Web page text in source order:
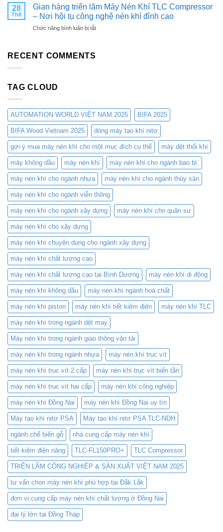
TRIỂN
LÃM
NGHIỆP
Compressors:
Pháp
Tối
Tạo
Nitơ
PSA
Cho
Cắt
Laser
–
Tiết
Kiệm
Chi
Phí
Nâng
Hiệu
Suất
28
Th8
Gian hàng triển lãm Máy Nén Khí TLC Compressor
– Nơi hội tụ công nghệ nén khí đỉnh cao
Chức năng bình luận bị tắtở
–
Nơi
hội
tụ
công
nghệ
nén
khí
đỉnh
cao
RECENT COMMENTS
TAG CLOUD
AUTOMATION WORLD VIỆT NAM 2025 BIFA 2025
BIFA Wood Vietnam 2025 dòng máy tạo khí nitơ
gợi ý mua máy nén khí cho một mục đích cụ thể máy dệt thổi khí
máy không dầu máy nén khí máy nén khí cho ngành bao bì.
máy nén khí cho ngành nhựa máy nén khí cho ngành thủy sản
máy nén khí cho ngành viễn thông
máy nén khí cho ngành xây dựng máy nén khí cho quân sự
máy nén khí cho xây dựng
máy nén khí chuyên dụng cho ngành xây dựng
máy nén khí chất lượng cao
máy nén khí chất lượng cao tại Bình Dương máy nén khí di động
máy nén khí không dầu máy nén khí ngành hoá chất
máy nén khí piston máy nén khí tiết kiệm điện máy nén khí TLC
máy nén khí trong ngành dệt may
Máy nén khí trong ngành giao thông vận tải
máy nén khí trong ngành nhựa máy nén khí trục vít
máy nén khí trục vít 2 cấp máy nén khí trục vít biến tần
máy nén khí trục vít hai cấp máy nén khí công nghiệp
máy nén khí Đồng Nai máy nén khí Đồng Nai uy tín
Máy tạo khí nitơ PSA Máy tạo khí nitơ PSA TLC-NDH
ngành chế biến gỗ nhà cung cấp máy nén khí
tiết kiệm điện năng TLC-FL150PRO+ TLC Compressor
TRIỂN LÃM CÔNG NGHIỆP & SẢN XUẤT VIỆT NAM 2025
tư vấn chọn máy nén khí phù hợp tại Đắk Lắk
đơn vị cung cấp máy nén khí chất lượng ở Đồng Nai
đại lý lớn tại Đồng Tháp